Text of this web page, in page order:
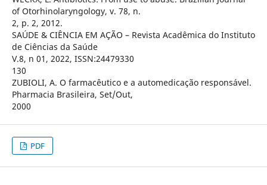
of Otorhinolaryngology, v. 78, n.
2, p. 2, 2012.
SAÚDE & CIÊNCIA EM AÇÃO – Revista Acadêmica do Instituto
de Ciências da Saúde
V.8, n 01, 2022, ISSN:24479330
130
ZUBIOLI, A. O farmacêutico e a automedicação responsável.
Pharmacia Brasileira, Set/Out,
2000
PDF